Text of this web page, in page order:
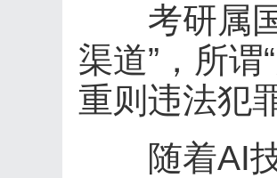
考研属国
渠道”，所
重则违法犯
随着AI技